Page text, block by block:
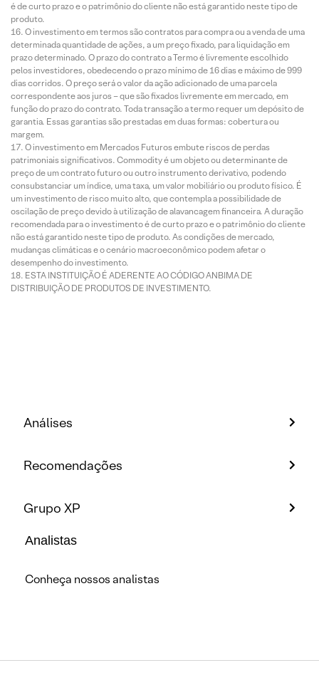
é de curto prazo e o patrimônio do cliente não está garantido neste tipo de
produto.
O investimento em termos são contratos para compra ou a venda de uma
determinada quantidade de ações, a um preço fixado, para liquidação em
prazo determinado. O prazo do contrato a Termo é livremente escolhido
pelos investidores, obedecendo o prazo mínimo de 16 dias e máximo de 999
dias corridos. O preço será o valor da ação adicionado de uma parcela
correspondente aos juros – que são fixados livremente em mercado, em
função do prazo do contrato. Toda transação a termo requer um depósito de
garantia. Essas garantias são prestadas em duas formas: cobertura ou
margem.
O investimento em Mercados Futuros embute riscos de perdas
patrimoniais significativos. Commodity é um objeto ou determinante de
preço de um contrato futuro ou outro instrumento derivativo, podendo
consubstanciar um índice, uma taxa, um valor mobiliário ou produto físico. É
um investimento de risco muito alto, que contempla a possibilidade de
oscilação de preço devido à utilização de alavancagem financeira. A duração
recomendada para o investimento é de curto prazo e o patrimônio do cliente
não está garantido neste tipo de produto. As condições de mercado,
mudanças climáticas e o cenário macroeconômico podem afetar o
desempenho do investimento.
ESTA INSTITUIÇÃO É ADERENTE AO CÓDIGO ANBIMA DE
DISTRIBUIÇÃO DE PRODUTOS DE INVESTIMENTO.
Análises
Recomendações
Grupo XP
Analistas
Conheça nossos analistas